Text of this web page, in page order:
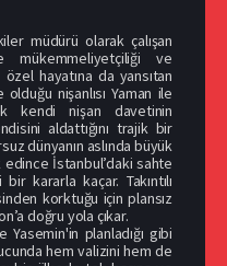
müdürü olarak çalışan
mükemmeliyetçiliği ve
hayatına da yansıtan
nişanlısı Yaman ile
kendi nişan davetinin
aldattığını trajik bir
dünyanın aslında büyük
İstanbul’daki sahte
kararla kaçar. Takıntılı
korktuğu için plansız
doğru yola çıkar.
planladığı gibi
hem valizini hem de